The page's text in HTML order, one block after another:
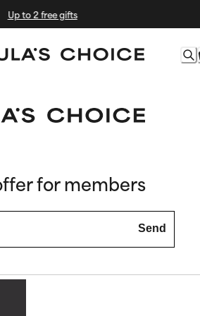
Up to 2 free gifts
for members
Send